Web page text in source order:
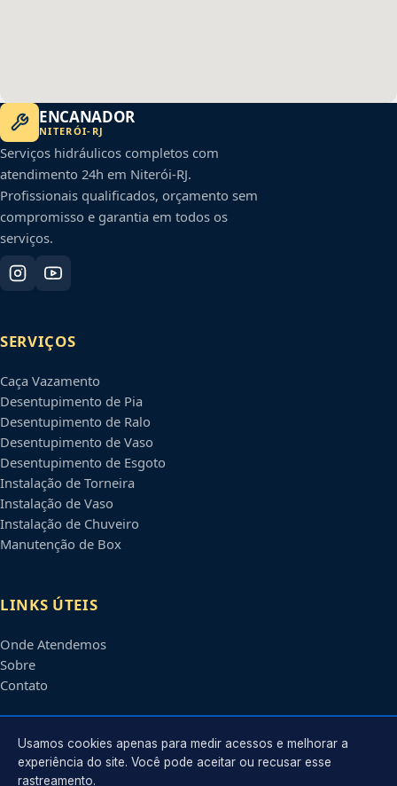
ENCANADOR
NITERÓI- RJ
Serviços hidráulicos completos com
atendimento 24h em Niterói-RJ.
Profissionais qualificados, orçamento sem
compromisso e garantia em todos os
serviços.
SERVIÇOS
Caça Vazamento
Desentupimento de Pia
Desentupimento de Ralo
Desentupimento de Vaso
Desentupimento de Esgoto
Instalação de Torneira
Instalação de Vaso
Instalação de Chuveiro
Manutenção de Box
LINKS ÚTEIS
Onde Atendemos
Sobre
Contato
CONTATO
Usamos cookies apenas para medir acessos e melhorar a
experiência do site. Você pode aceitar ou recusar esse
rastreamento.